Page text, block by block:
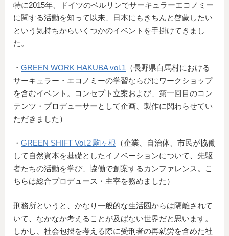
特に2015年、ドイツのベルリンでサーキュラーエコノミー
に関する活動を知って以来、日本にもきちんと啓蒙したい
という気持ちからいくつかのイベントを手掛けてきまし
た。
・ GREEN WORK HAKUBA vol.1 （長野県白馬村における
サーキュラー・エコノミーの学習ならびにワークショップ
を含むイベント。コンセプト立案および、第一回目のコン
テンツ・プロデューサーとして企画、製作に関わらせてい
ただきました）
・ GREEN SHIFT Vol.2 駒ヶ根 （企業、自治体、市民が協働
して自然資本を基礎としたイノベーションについて、先駆
者たちの活動を学び、協働で創案するカンファレンス。こ
ちらは総合プロデュース・主宰を務めました）
刑務所というと、かなり一般的な生活圏からは隔離されて
いて、なかなか考えることが及ばない世界だと思います。
しかし、社会包摂を考える際に受刑者の再就労を含めた社